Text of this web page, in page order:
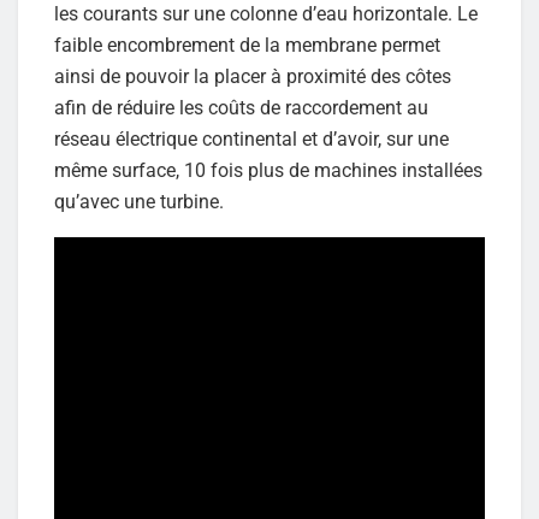
les courants sur une colonne d’eau horizontale. Le
faible encombrement de la membrane permet
ainsi de pouvoir la placer à proximité des côtes
afin de réduire les coûts de raccordement au
réseau électrique continental et d’avoir, sur une
même surface, 10 fois plus de machines installées
qu’avec une turbine.